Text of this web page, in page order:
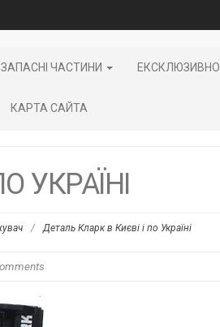
ЗАПАСНІ ЧАСТИНИ ЕКСКЛЮЗИВНО
КАРТА САЙТА
УКРАЇНІ
/ Деталь Кларк в Києві і по Україні